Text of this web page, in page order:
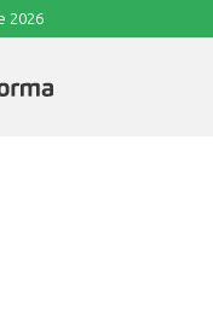
2026